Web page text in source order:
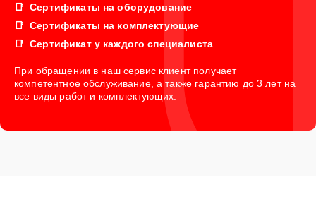
Сертификаты на оборудование
Сертификаты на комплектующие
Сертификат у каждого специалиста
При обращении в наш сервис клиент получает
компетентное обслуживание, а также гарантию до 3 лет на
все виды работ и комплектующих.